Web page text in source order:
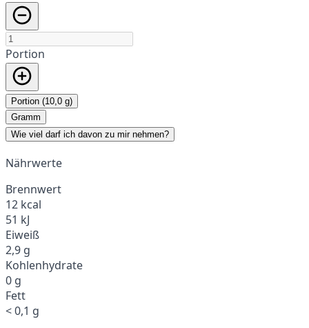
Portion
Portion (10,0 g)
Gramm
Wie viel darf ich davon zu mir nehmen?
Nährwerte
Brennwert
12 kcal
51 kJ
Eiweiß
2,9 g
Kohlenhydrate
0 g
Fett
< 0,1 g